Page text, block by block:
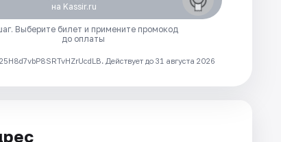
на Kassir.ru
Выберите билет и примените промокод
до оплаты
Действует до 31 августа 2026